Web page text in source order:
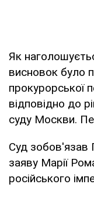
Як
висновок було
прокурорської
відповідно до
суду Москви.
Суд зобов'язав
заяву Марії
російського